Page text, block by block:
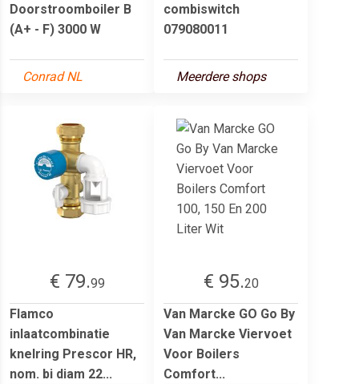
Doorstroomboiler B
(A+ - F) 3000 W
Conrad NL
combiswitch
079080011
Meerdere shops
€ 79.99
Flamco
inlaatcombinatie
knelring Prescor HR,
nom. bi diam 22...
€ 95.20
Van Marcke GO Go By
Van Marcke Viervoet
Voor Boilers
Comfort...